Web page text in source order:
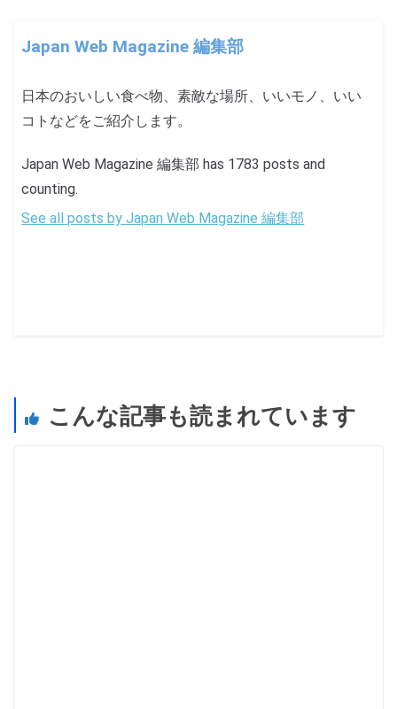
Japan Web Magazine 編集部
日本のおいしい食べ物、素敵な場所、いいモノ、いい
コトなどをご紹介します。
Japan Web Magazine 編集部 has 1783 posts and
counting.
See all posts by Japan Web Magazine 編集部
こんな記事も読まれています